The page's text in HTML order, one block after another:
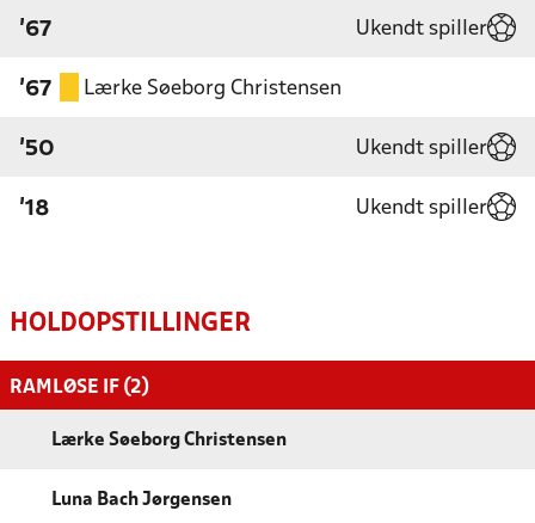
'67 Ukendt spiller
'67 Lærke Søeborg Christensen
'50 Ukendt spiller
'18 Ukendt spiller
HOLDOPSTILLINGER
RAMLØSE IF (2)
Lærke Søeborg Christensen
Luna Bach Jørgensen